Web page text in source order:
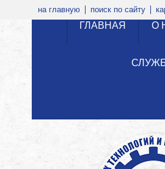
на главную поиск по сайту
ГЛАВНАЯ О